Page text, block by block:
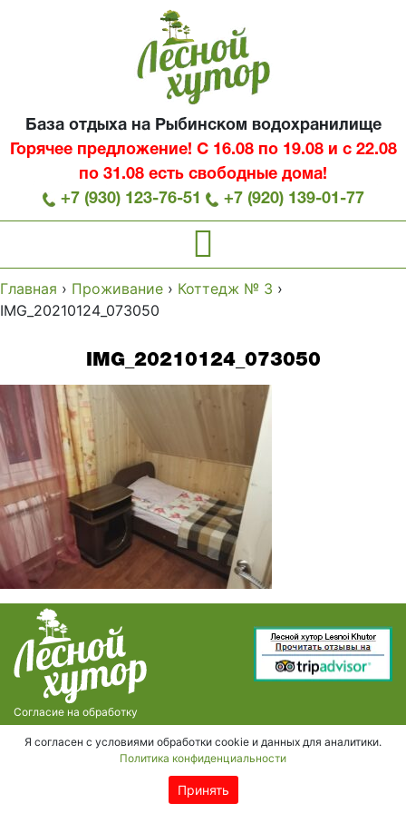
Я согласен с условиями обработки cookie и данных для аналитики.
Политика конфиденциальности
Принять
База отдыха на Рыбинском водохранилище
Горячее предложение! С 16.08 по 19.08 и с 22.08
по 31.08 есть свободные дома!
+7 (930) 123-76-51
+7 (920) 139-01-77
Главная › Проживание › Коттедж № 3 ›
IMG_20210124_073050
IMG_20210124_073050
Согласие на обработку
персональных данных